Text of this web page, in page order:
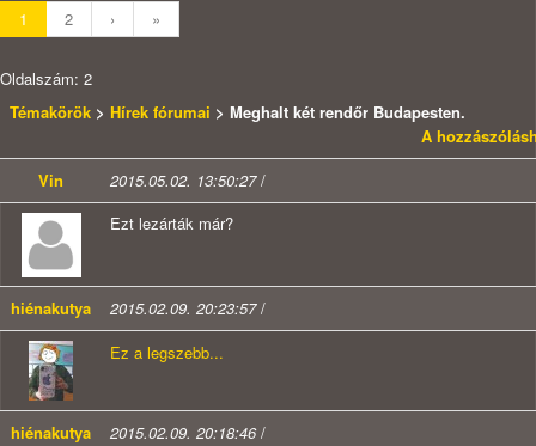
1 2 › »
Oldalszám: 2
Témakörök > Hírek fórumai > Meghalt két rendőr Budapesten.
A
Vin
2015.05.02. 13:50:27/
Ezt lezárták már?
hiénakutya 2015.02.09. 20:23:57/
Ez a legszebb...
hiénakutya 2015.02.09. 20:18:46/